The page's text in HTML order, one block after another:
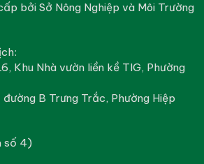
bởi Sở Nông Nghiệp và Môi Trường
Khu Nhà vườn liền kề TIG, Phường
đường B Trưng Trắc, Phường Hiệp
số 4)